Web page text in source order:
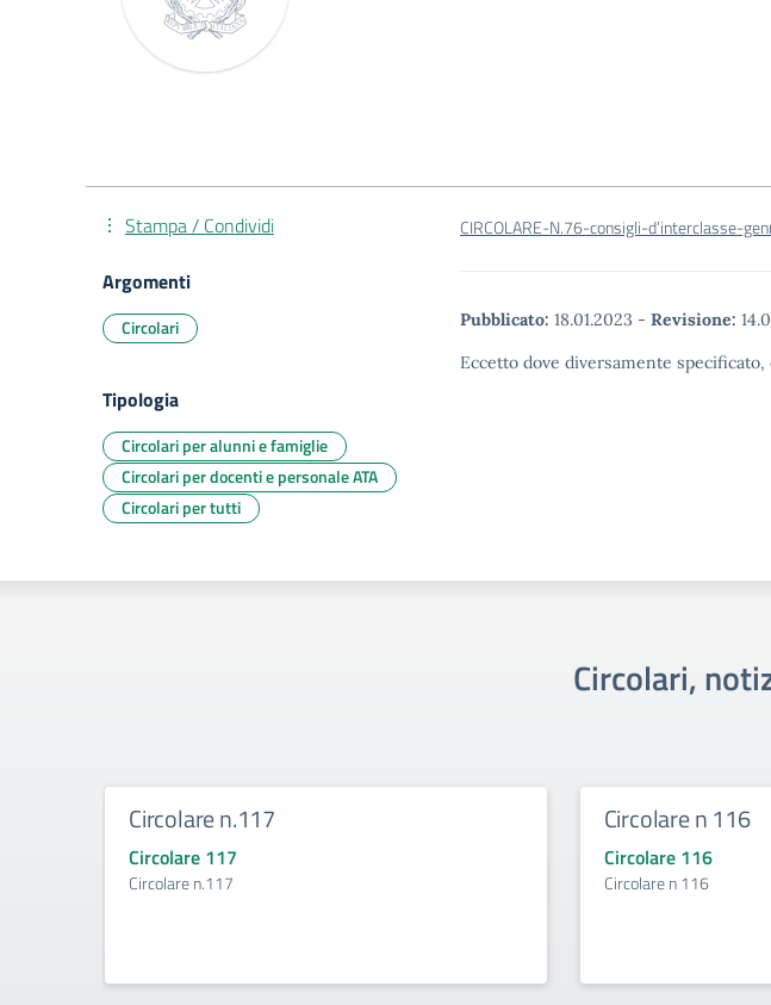
CIRCOLARE-N.76-consigli-d’interclasse-
Pubblicato: 18.01.2023 - Revisione:
Eccetto dove diversamente
Stampa / Condividi
Argomenti
Circolari
Tipologia
Circolari per alunni e famiglie
Circolari per docenti e personale ATA
Circolari per tutti
Circolari,
Circolare n.117
Circolare 117
Circolare n.117
Circolare n 116
Circolare 116
Circolare n 116